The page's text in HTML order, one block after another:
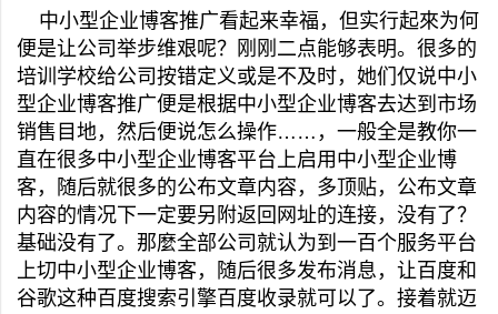
中小型企业博客推广看起来幸福，但实行起來为何
便是让公司举步维艰呢？刚刚二点能够表明。很多的
培训学校给公司按错定义或是不及时，她们仅说中小
型企业博客推广便是根据中小型企业博客去达到市场
销售目地，然后便说怎么操作……，一般全是教你一
直在很多中小型企业博客平台上启用中小型企业博
客，随后就很多的公布文章内容，多顶贴，公布文章
内容的情况下一定要另附返回网址的连接，没有了？
基础没有了。那麼全部公司就认为到一百个服务平台
上切中小型企业博客，随后很多发布消息，让百度和
谷歌这种百度搜索引擎百度收录就可以了。接着就迈